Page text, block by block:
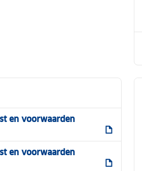
en voorwaarden
en voorwaarden